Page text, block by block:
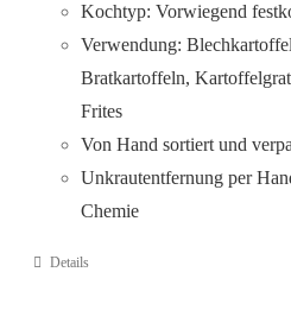
Kochtyp: Vorwiegend
Verwendung:
Bratkartoffeln,
Frites
Von Hand sortiert und
Unkrautentfernung per
Chemie
Details